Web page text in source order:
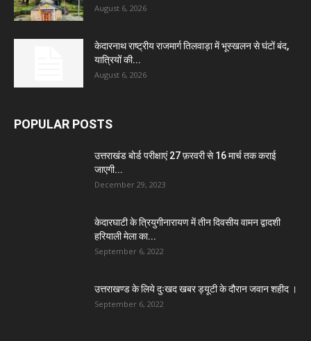
August 6, 2026
केदारनाथ राष्ट्रीय राजमार्ग तिलवाड़ा में भूस्खलन से घंटों बंद,
यात्रियों की...
August 6, 2026
POPULAR POSTS
उत्तराखंड बोर्ड परीक्षाएं 27 फ़रवरी से 16 मार्च तक कराई
जाएगी...
December 29, 2023
केदारघाटी के त्रियुगीनारायण में तीन दिवसीय वामन द्वादशी
हरियाली मेला का...
September 6, 2022
उत्तराखण्ड के लिये दुःखद खबर ड्यूटी के दौरान जवान शहीद ।
September 6, 2022